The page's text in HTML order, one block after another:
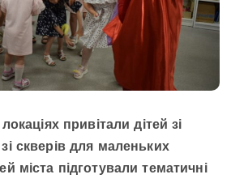
привітали дітей зі
скверів для маленьких
міста підготували тематичні